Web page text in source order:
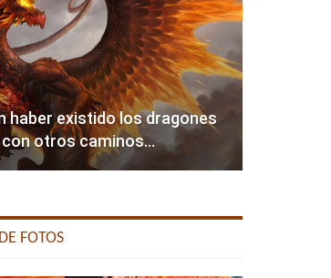
haber existido los dragones
con otros caminos…
FOTOS